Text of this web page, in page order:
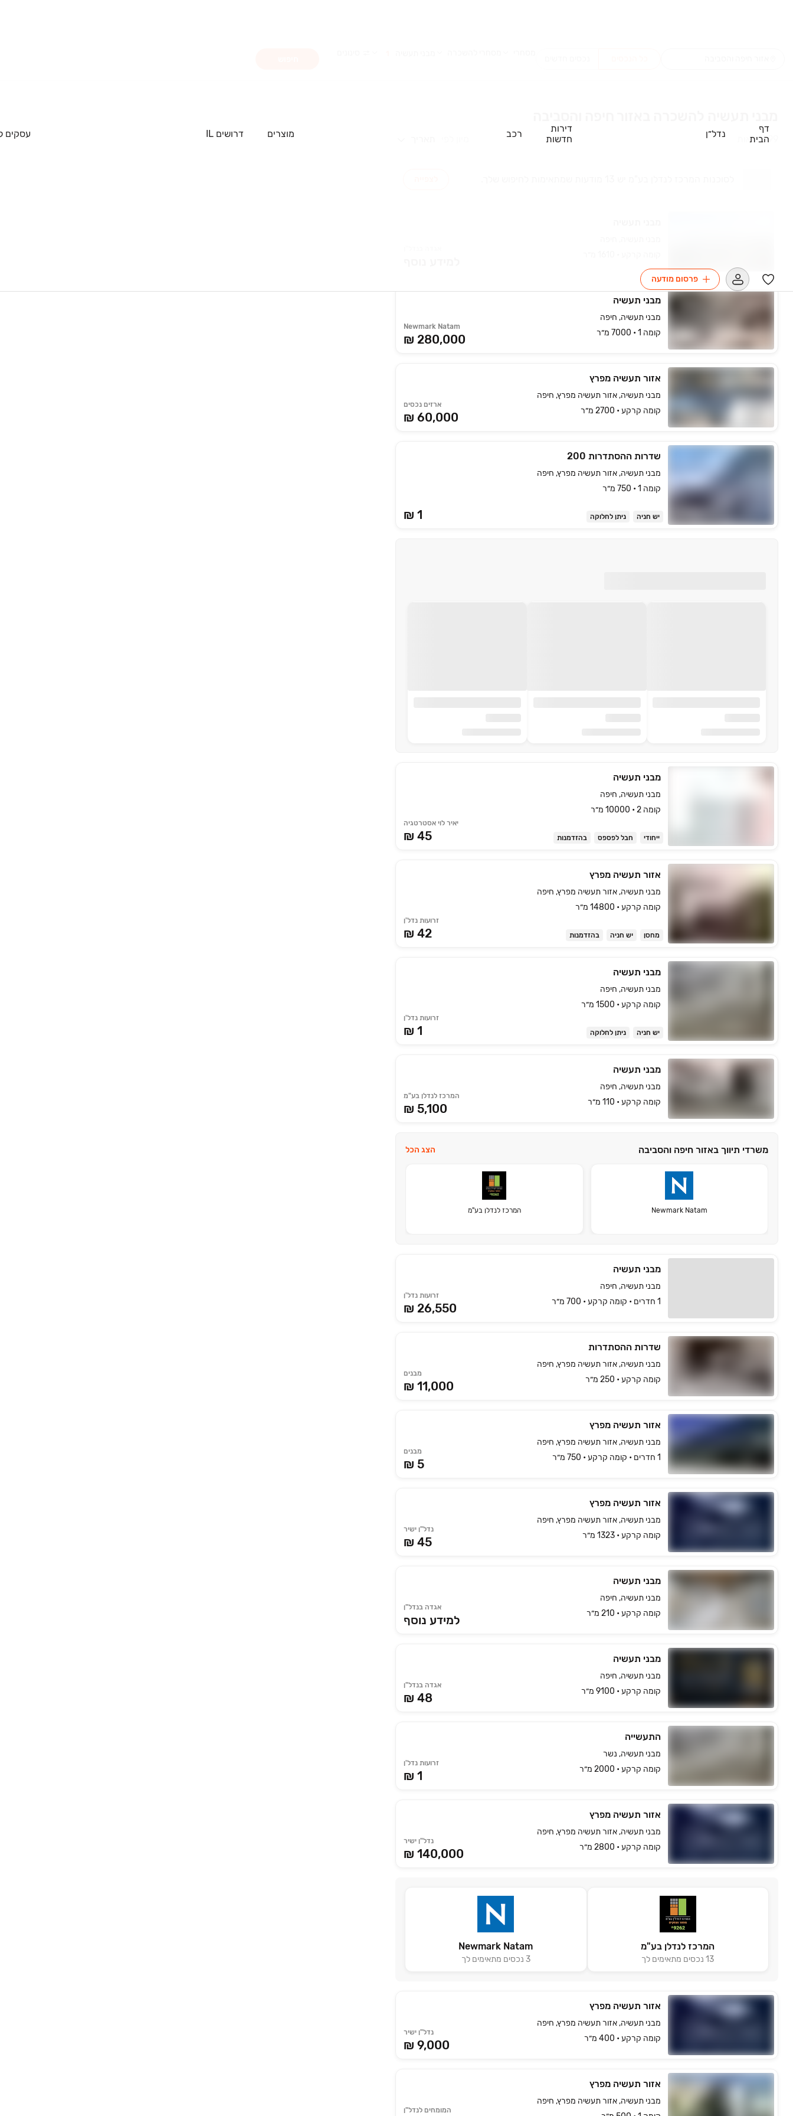
דף
הבית
נדל״ן
דירות
חדשות
רכב מוצרים דרושים IL עסקים
פרסום מודעה
99 תוצאות
Newmark Natam
₪ 280,000
מבני תעשיה
מבני תעשיה, חיפה
קומה ‎1‏ • 7000 מ״ר
ארזים נכסים
₪ 60,000
אזור תעשיה מפרץ
מבני תעשיה, אזור תעשיה מפרץ, חיפה
קומה ‎קרקע‏ • 2700 מ״ר
₪ 1
שדרות ההסתדרות 200
מבני תעשיה, אזור תעשיה מפרץ, חיפה
קומה ‎1‏ • 750 מ״ר
יש חניה ניתן לחלוקה
יאיר לוי אסטרטגיה
₪ 45
מבני תעשיה
מבני תעשיה, חיפה
קומה ‎2‏ • 10000 מ״ר
ייחודי חבל לפספס בהזדמנות
זרועות נדל'ן
₪ 42
אזור תעשיה מפרץ
מבני תעשיה, אזור תעשיה מפרץ, חיפה
קומה ‎קרקע‏ • 14800 מ״ר
מחסן יש חניה בהזדמנות
זרועות נדל'ן
₪ 1
מבני תעשיה
מבני תעשיה, חיפה
קומה ‎קרקע‏ • 1500 מ״ר
יש חניה ניתן לחלוקה
המרכז לנדלן בע"מ
₪ 5,100
מבני תעשיה
מבני תעשיה, חיפה
קומה ‎קרקע‏ • 110 מ״ר
משרדי תיווך באזור חיפה והסביבה הצג הכל
Newmark Natam המרכז לנדלן בע"מ
זרועות נדל'ן
₪ 26,550
מבני תעשיה
מבני תעשיה, חיפה
1 חדרים • קומה ‎קרקע‏ • 700 מ״ר
מבנים
₪ 11,000
שדרות ההסתדרות
מבני תעשיה, אזור תעשיה מפרץ, חיפה
קומה ‎קרקע‏ • 250 מ״ר
מבנים
₪ 5
אזור תעשיה מפרץ
מבני תעשיה, אזור תעשיה מפרץ, חיפה
1 חדרים • קומה ‎קרקע‏ • 750 מ״ר
נדל"ן ישיר
₪ 45
אזור תעשיה מפרץ
מבני תעשיה, אזור תעשיה מפרץ, חיפה
קומה ‎קרקע‏ • 1323 מ״ר
אגדה בנדל"ן
למידע נוסף
מבני תעשיה
מבני תעשיה, חיפה
קומה ‎קרקע‏ • 210 מ״ר
אגדה בנדל"ן
₪ 48
מבני תעשיה
מבני תעשיה, חיפה
קומה ‎קרקע‏ • 9100 מ״ר
זרועות נדל'ן
₪ 1
התעשייה
מבני תעשיה, נשר
קומה ‎קרקע‏ • 2000 מ״ר
נדל"ן ישיר
₪ 140,000
אזור תעשיה מפרץ
מבני תעשיה, אזור תעשיה מפרץ, חיפה
קומה ‎קרקע‏ • 2800 מ״ר
המרכז לנדלן בע"מ
13 נכסים מתאימים לך
Newmark Natam
3 נכסים מתאימים לך
נדל"ן ישיר
₪ 9,000
אזור תעשיה מפרץ
מבני תעשיה, אזור תעשיה מפרץ, חיפה
קומה ‎קרקע‏ • 400 מ״ר
המומחים לנדל"ן
אזור תעשיה מפרץ
מבני תעשיה, אזור תעשיה מפרץ, חיפה